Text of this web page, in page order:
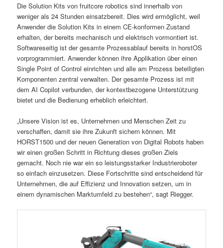
Die Solution Kits von fruitcore robotics sind innerhalb von
weniger als 24 Stunden einsatzbereit. Dies wird ermöglicht, weil
Anwender die Solution Kits in einem CE-konformen Zustand
erhalten, der bereits mechanisch und elektrisch vormontiert ist.
Softwareseitig ist der gesamte Prozessablauf bereits in horstOS
vorprogrammiert. Anwender können ihre Applikation über einen
Single Point of Control einrichten und alle am Prozess beteiligten
Komponenten zentral verwalten. Der gesamte Prozess ist mit
dem AI Copilot verbunden, der kontextbezogene Unterstützung
bietet und die Bedienung erheblich erleichtert.
„Unsere Vision ist es, Unternehmen und Menschen Zeit zu
verschaffen, damit sie ihre Zukunft sichern können. Mit
HORST1500 und der neuen Generation von Digital Robots haben
wir einen großen Schritt in Richtung dieses großen Ziels
gemacht. Noch nie war ein so leistungsstarker Industrieroboter
so einfach einzusetzen. Diese Fortschritte sind entscheidend für
Unternehmen, die auf Effizienz und Innovation setzen, um in
einem dynamischen Marktumfeld zu bestehen“, sagt Riegger.